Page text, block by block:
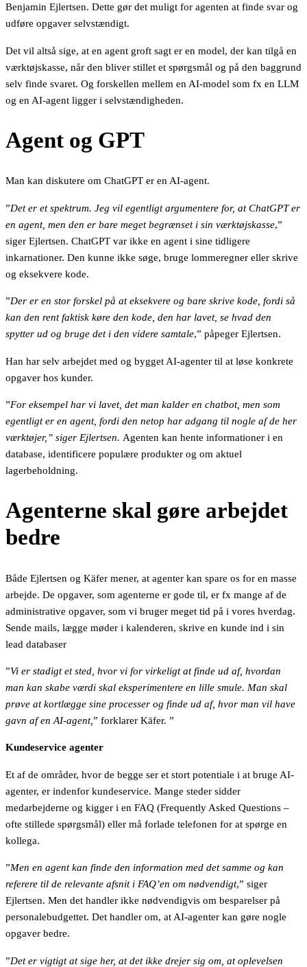
Benjamin Ejlertsen. Dette gør det muligt for agenten at finde svar og
udføre opgaver selvstændigt.
Det vil altså sige, at en agent groft sagt er en model, der kan tilgå en
værktøjskasse, når den bliver stillet et spørgsmål og på den baggrund
selv finde svaret. Og forskellen mellem en AI-model som fx en LLM
og en AI-agent ligger i selvstændigheden.
Agent og GPT
Man kan diskutere om ChatGPT er en AI-agent.
”Det er et spektrum. Jeg vil egentligt argumentere for, at ChatGPT er
en agent, men den er bare meget begrænset i sin værktøjskasse,”
siger Ejlertsen. ChatGPT var ikke en agent i sine tidligere
inkarnationer. Den kunne ikke søge, bruge lommeregner eller skrive
og eksekvere kode.
”Der er en stor forskel på at eksekvere og bare skrive kode, fordi så
kan den rent faktisk køre den kode, den har lavet, se hvad den
spytter ud og bruge det i den videre samtale,” påpeger Ejlertsen.
Han har selv arbejdet med og bygget AI-agenter til at løse konkrete
opgaver hos kunder.
”For eksempel har vi lavet, det man kalder en chatbot, men som
egentligt er en agent, fordi den netop har adgang til nogle af de her
værktøjer,” siger Ejlertsen. Agenten kan hente informationer i en
database, identificere populære produkter og om aktuel
lagerbeholdning.
Agenterne skal gøre arbejdet
bedre
Både Ejlertsen og Käfer mener, at agenter kan spare os for en masse
arbejde. De opgaver, som agenterne er gode til, er fx mange af de
administrative opgaver, som vi bruger meget tid på i vores hverdag.
Sende mails, lægge møder i kalenderen, skrive en kunde ind i sin
lead databaser
”Vi er stadigt et sted, hvor vi for virkeligt at finde ud af, hvordan
man kan skabe værdi skal eksperimentere en lille smule. Man skal
prøve at kortlægge sine processer og finde ud af, hvor man vil have
gavn af en AI-agent,” forklarer Käfer. ”
Kundeservice agenter
Et af de områder, hvor de begge ser et stort potentiale i at bruge AI-
agenter, er indenfor kundeservice. Mange steder sidder
medarbejderne og kigger i en FAQ (Frequently Asked Questions –
ofte stillede spørgsmål) eller må forlade telefonen for at spørge en
kollega.
”Men en agent kan finde den information med det samme og kan
referere til de relevante afsnit i FAQ’en om nødvendigt,” siger
Ejlertsen. Men det handler ikke nødvendigvis om besparelser på
personalebudgettet. Det handler om, at AI-agenter kan gøre nogle
opgaver bedre.
”Det er vigtigt at sige her, at det ikke drejer sig om, at oplevelsen